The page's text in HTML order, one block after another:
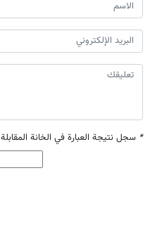
* سجل نتيجة العبارة في الخانة المقابلة